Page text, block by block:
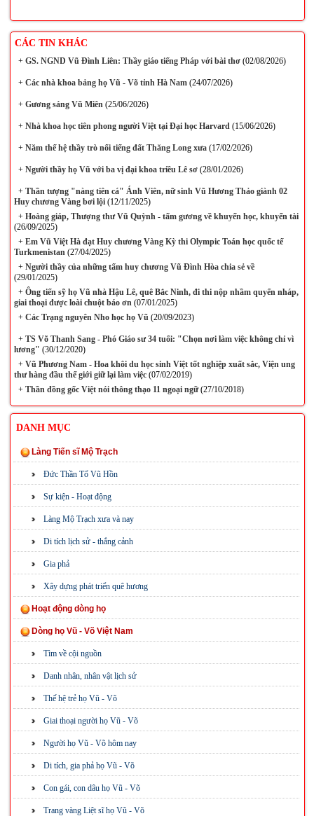
CÁC TIN KHÁC
+GS. NGND Vũ Đình Liên: Thầy giáo tiếng Pháp với bài thơ(02/08/2026)
+Các nhà khoa bảng họ Vũ - Võ tỉnh Hà Nam(24/07/2026)
+Gương sáng Vũ Miên(25/06/2026)
+Nhà khoa học tiên phong người Việt tại Đại học Harvard(15/06/2026)
+Năm thế hệ thầy trò nổi tiếng đất Thăng Long xưa(17/02/2026)
+Người thầy họ Vũ với ba vị đại khoa triều Lê sơ(28/01/2026)
+Thần tượng "nàng tiên cá" Ánh Viên, nữ sinh Vũ Hương Thảo giành 02
Huy chương Vàng bơi lội(12/11/2025)
+Hoàng giáp, Thượng thư Vũ Quỳnh - tấm gương về khuyến học, khuyến tài
(26/09/2025)
+Em Vũ Việt Hà đạt Huy chương Vàng Kỳ thi Olympic Toán học quốc tế
Turkmenistan(27/04/2025)
+Người thầy của những tấm huy chương Vũ Đình Hòa chia sẻ về
(29/01/2025)
+Ông tiến sỹ họ Vũ nhà Hậu Lê, quê Bắc Ninh, đi thi nộp nhầm quyển nháp,
giai thoại được loài chuột báo ơn(07/01/2025)
+Các Trạng nguyên Nho học họ Vũ(20/09/2023)
+TS Võ Thanh Sang - Phó Giáo sư 34 tuổi: "Chọn nơi làm việc không chỉ vì
lương" (30/12/2020)
+Vũ Phương Nam - Hoa khôi du học sinh Việt tốt nghiệp xuất sắc, Viện ung
thư hàng đầu thế giới giữ lại làm việc(07/02/2019)
+Thần đồng gốc Việt nói thông thạo 11 ngoại ngữ(27/10/2018)
DANH MỤC
Làng Tiến sĩ Mộ Trạch
Đức Thần Tổ Vũ Hồn
Sự kiện - Hoạt động
Làng Mộ Trạch xưa và nay
Di tích lịch sử - thắng cảnh
Gia phả
Xây dựng phát triển quê hương
Hoạt động dòng họ
Dòng họ Vũ - Võ Việt Nam
Tìm về cội nguồn
Danh nhân, nhân vật lịch sử
Thế hệ trẻ họ Vũ - Võ
Giai thoại người họ Vũ - Võ
Người họ Vũ - Võ hôm nay
Di tích, gia phả họ Vũ - Võ
Con gái, con dâu họ Vũ - Võ
Trang vàng Liệt sĩ họ Vũ - Võ